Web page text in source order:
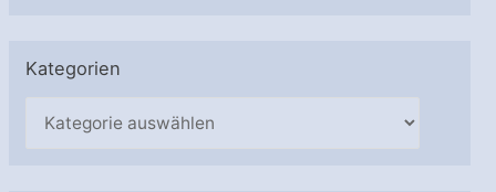
Kategorien